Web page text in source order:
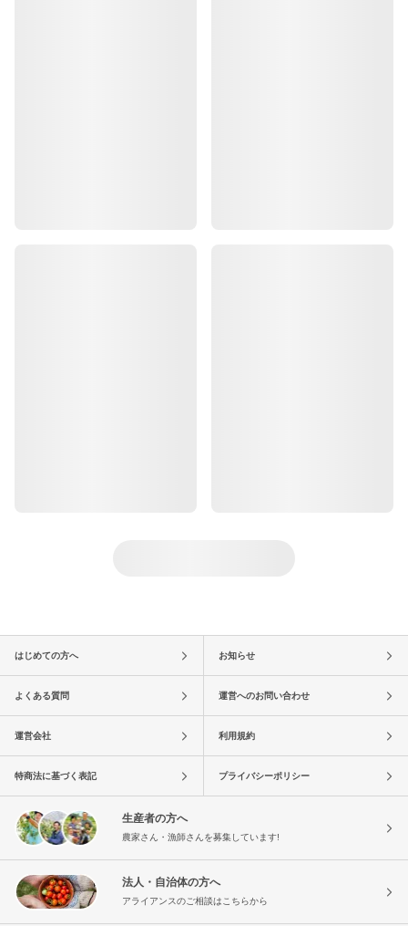
はじめての方へ お知らせ
よくある質問 運営へのお問い合わせ
運営会社 利用規約
特商法に基づく表記 プライバシーポリシー
生産者の方へ
農家さん・漁師さんを募集しています!
法人・自治体の方へ
アライアンスのご相談はこちらから